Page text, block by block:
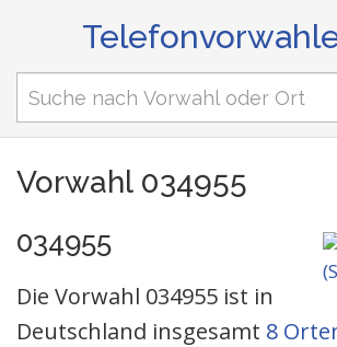
Vorwahl 034955
034955
Die Vorwahl 034955 ist in
Deutschland insgesamt 8